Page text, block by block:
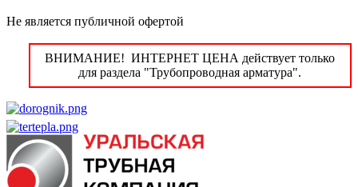
Не является публичной офертой
ВНИМАНИЕ! ИНТЕРНЕТ ЦЕНА действует только
для раздела "Трубопроводная арматура".